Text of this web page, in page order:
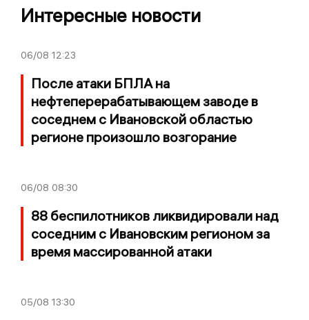
Интересные новости
06/08 12:23
После атаки БПЛА на
нефтеперерабатывающем заводе в
соседнем с Ивановской областью
регионе произошло возгорание
06/08 08:30
88 беспилотников ликвидировали над
соседним с Ивановским регионом за
время массированной атаки
05/08 13:30